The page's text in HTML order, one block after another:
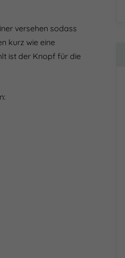
versehen sodass
kurz wie eine
ist der Knopf für die
werden, bedarf
Einwilligung